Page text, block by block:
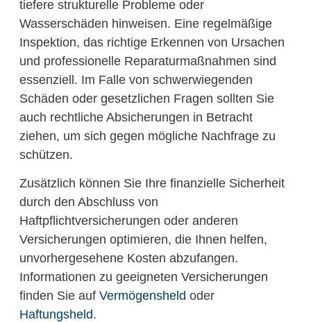
tiefere strukturelle Probleme oder
Wasserschäden hinweisen. Eine regelmäßige
Inspektion, das richtige Erkennen von Ursachen
und professionelle Reparaturmaßnahmen sind
essenziell. Im Falle von schwerwiegenden
Schäden oder gesetzlichen Fragen sollten Sie
auch rechtliche Absicherungen in Betracht
ziehen, um sich gegen mögliche Nachfrage zu
schützen.
Zusätzlich können Sie Ihre finanzielle Sicherheit
durch den Abschluss von
Haftpflichtversicherungen oder anderen
Versicherungen optimieren, die Ihnen helfen,
unvorhergesehene Kosten abzufangen.
Informationen zu geeigneten Versicherungen
finden Sie auf Vermögensheld oder
Haftungsheld.